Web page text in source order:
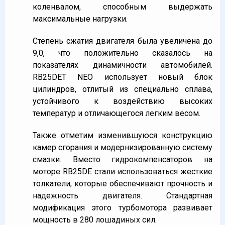
коленвалом, способным выдержать
максимальные нагрузки.
Степень сжатия двигателя была увеличена до
9,0, что положительно сказалось на
показателях динамичности автомобилей.
RB25DET NEO использует новый блок
цилиндров, отлитый из специально сплава,
устойчивого к воздействию высоких
температур и отличающегося легким весом.
Также отметим изменившуюся конструкцию
камер сгорания и модернизированную систему
смазки. Вместо гидрокомпенсаторов на
моторе RB25DE стали использоваться жесткие
толкатели, которые обеспечивают прочность и
надежность двигателя. Стандартная
модификация этого турбомотора развивает
мощность в 280 лошадиных сил.